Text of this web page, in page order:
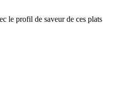
le profil de saveur de ces plats